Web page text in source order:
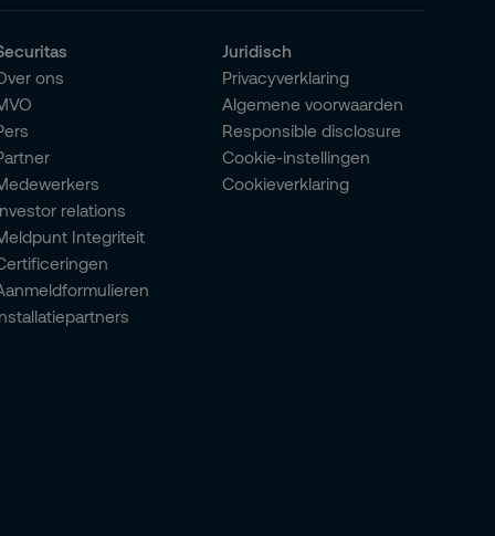
ons
relations
Integriteit
Juridisch
Privacyverklaring
Algemene voorwaarden
Responsible disclosure
Cookie-instellingen
Cookieverklaring